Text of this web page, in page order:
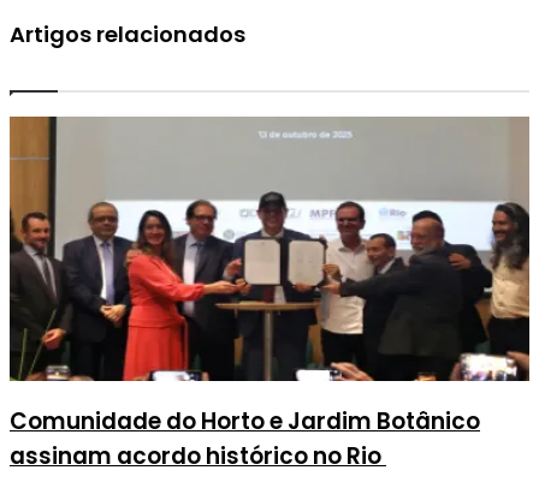
Artigos relacionados
Comunidade do Horto e Jardim Botânico
assinam acordo histórico no Rio